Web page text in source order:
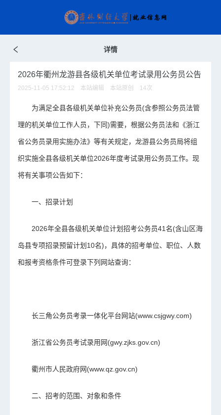
详情
2026年衢州龙游县各级机关单位考试录用公务员公告
2025-11-05 17:52:12 本站编辑 本站原创 14次
为满足全县各级机关单位补充公务员(含参照公务员法管
理的机关单位工作人员，下同)需要，根据公务员法和《浙江
省公务员录用实施办法》等有关规定，龙游县公务员局将组
织实施全县各级机关单位2026年度考试录用公务员工作。现
将有关事项公告如下：
一、招录计划
2026年全县各级机关单位计划招考公务员41名(含山区海
岛县专项招录预留计划10名)，具体的招考单位、职位、人数
和报考资格条件可登录下列网站查询：
长三角公务员考录一体化平台网站(www.csjgwy.com)
浙江省公务员考试录用网(gwy.zjks.gov.cn)
衢州市人民政府网(www.qz.gov.cn)
二、招考的范围、对象和条件